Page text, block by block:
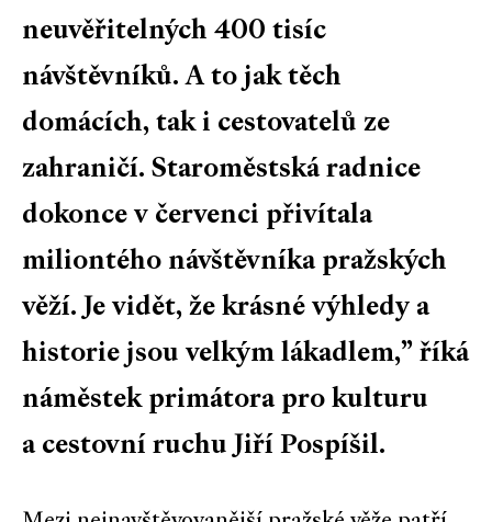
neuvěřitelných 400 tisíc
návštěvníků. A to jak těch
domácích, tak i cestovatelů ze
zahraničí. Staroměstská radnice
dokonce v červenci přivítala
miliontého návštěvníka pražských
věží. Je vidět, že krásné výhledy a
historie jsou velkým lákadlem,” říká
náměstek primátora pro kulturu
a cestovní ruchu Jiří Pospíšil.